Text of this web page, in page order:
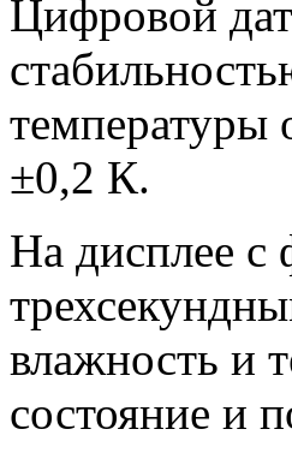
Цифровой
температуры
±0,2 К.
На дисплее с
влажность и
состояние и